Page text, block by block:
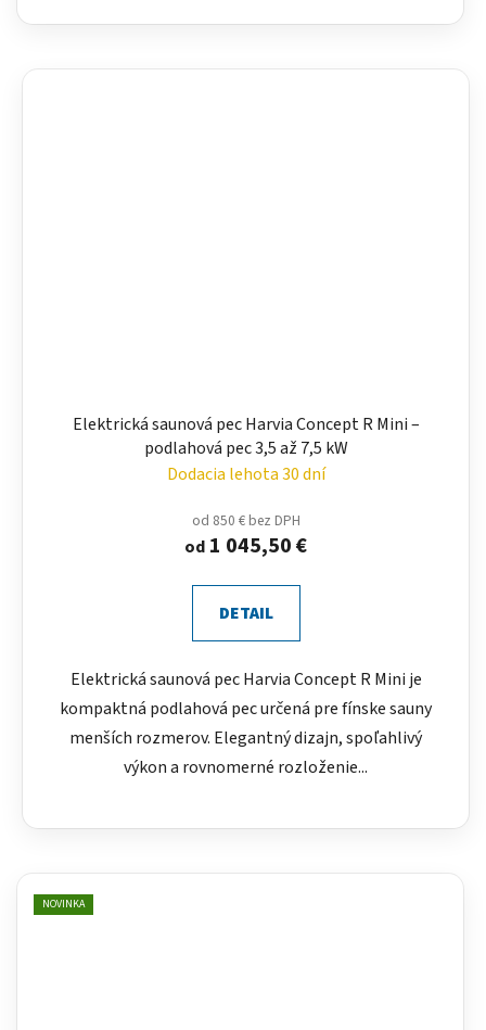
Elektrická saunová pec Harvia Concept R Mini –
podlahová pec 3,5 až 7,5 kW
Dodacia lehota 30 dní
od 850 € bez DPH
od 1 045,50 €
DETAIL
Elektrická saunová pec Harvia Concept R Mini je
kompaktná podlahová pec určená pre fínske sauny
menších rozmerov. Elegantný dizajn, spoľahlivý
výkon a rovnomerné rozloženie...
NOVINKA